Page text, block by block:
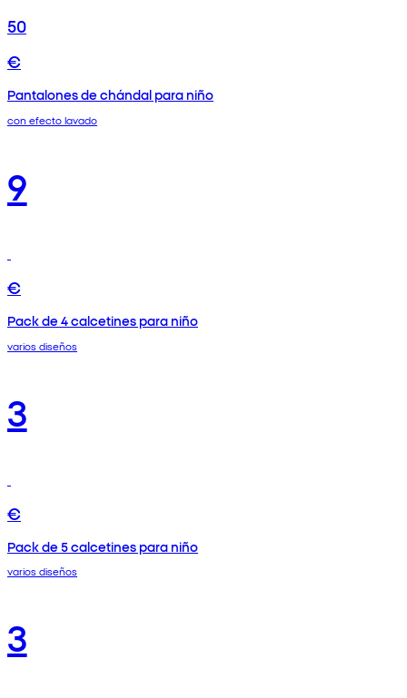
50
€
Pantalones de chándal para niño
con efecto lavado
9
€
Pack de 4 calcetines para niño
varios diseños
3
€
Pack de 5 calcetines para niño
varios diseños
3